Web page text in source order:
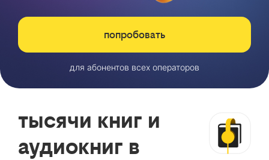
попробовать
для абонентов всех операторов
тысячи книг и
аудиокниг в